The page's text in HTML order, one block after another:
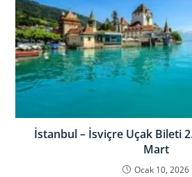
İstanbul – İsviçre Uçak Bileti
Mart
Ocak 10, 2026